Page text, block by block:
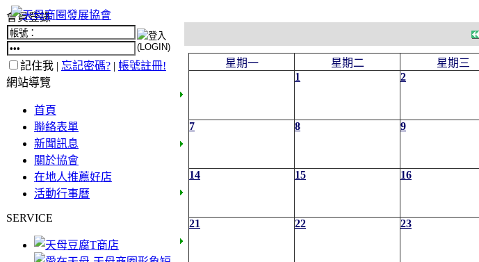
會員登錄
記住我 | 忘記密碼? | 帳號註冊!
網站導覽
首頁
聯絡表單
新聞訊息
關於協會
在地人推薦好店
活動行事曆
SERVICE
星期一 星期二 星期三
1
2
7 8 9
14 15 16
21 22 23